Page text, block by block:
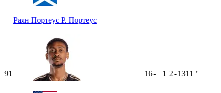
Раян Портеус Р. Портеус
91 16- 1 2-1311 ʼ